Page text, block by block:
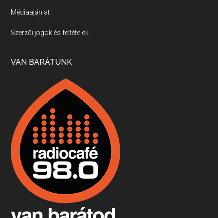
Villány, kékfrankos, Jackfall
Apr 17, 2026 • 00:35:38
Boston, teadélután, bab és homár
Apr 9, 2026 • 00:37:17
Fermentáljunk, a testünk meghálálja!
Apr 3, 2026 • 00:36:07
Médiaajánlat
Szerzői jogok és feltételek
VAN BARÁTUNK